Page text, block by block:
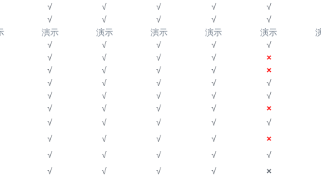
√ √ √ √ √
√ √ √ √ √
演示 演示 演示 演示 演示
√ √ √ √ √
√ √ √ √ ×
√ √ √ √ ×
√ √ √ √ √
√ √ √ √ √
√ √ √ √ ×
√ √ √ √ √
√ √ √ √ ×
√ √ √ √ √
√ √ √ √ ×